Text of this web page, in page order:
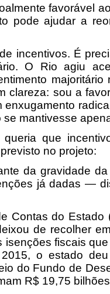
favorável
pode ajudar a
incentivos. É
O Rio agiu
majoritário
clareza: sou a
enxugamento
mantivesse
que
no projeto:
da gravidade
já dadas —
Contas do Estado
de recolher
isenções fiscais
o estado
do Fundo de
R$ 19,75